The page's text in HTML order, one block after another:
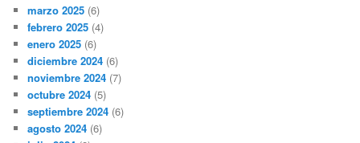
marzo 2025 (6)
febrero 2025 (4)
enero 2025 (6)
diciembre 2024 (6)
noviembre 2024 (7)
octubre 2024 (5)
septiembre 2024 (6)
agosto 2024 (6)